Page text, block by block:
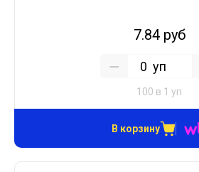
7.84 руб
уп
100 в 1 уп
В корзину